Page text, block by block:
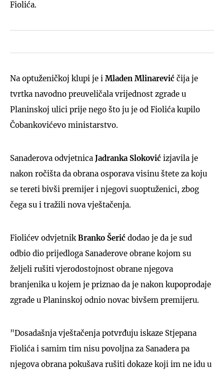
Fiolića.
Na optuženičkoj klupi je i Mladen Mlinarević čija je
tvrtka navodno preuveličala vrijednost zgrade u
Planinskoj ulici prije nego što ju je od Fiolića kupilo
Čobankovićevo ministarstvo.
Sanaderova odvjetnica Jadranka Sloković izjavila je
nakon ročišta da obrana osporava visinu štete za koju
se tereti bivši premijer i njegovi suoptuženici, zbog
čega su i tražili nova vještačenja.
Fiolićev odvjetnik Branko Šerić dodao je da je sud
odbio dio prijedloga Sanaderove obrane kojom su
željeli rušiti vjerodostojnost obrane njegova
branjenika u kojem je priznao da je nakon kupoprodaje
zgrade u Planinskoj odnio novac bivšem premijeru.
"Dosadašnja vještačenja potvrđuju iskaze Stjepana
Fiolića i samim tim nisu povoljna za Sanadera pa
njegova obrana pokušava rušiti dokaze koji im ne idu u